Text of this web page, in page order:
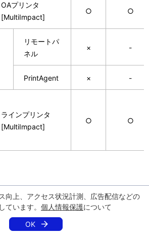
向上、アクセス状況計測、広告配信などの
ています。 個人情報保護について
OK
OAプリンタ
[MultiImpact]
○ ○
リモートパ
ネル
× -
PrintAgent × -
ラインプリンタ
[MultiImpact]
○ ○
ライバは、基本的な印刷機能を提供するた
Webで提供しているプリンタドライバと機能